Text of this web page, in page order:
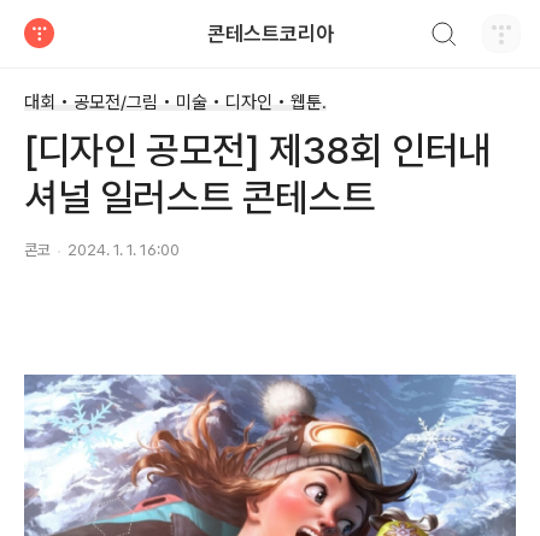
콘테스트코리아
대회 • 공모전/그림 • 미술 • 디자인 • 웹툰.
[디자인 공모전] 제38회 인터내
셔널 일러스트 콘테스트
콘코 2024. 1. 1. 16:00